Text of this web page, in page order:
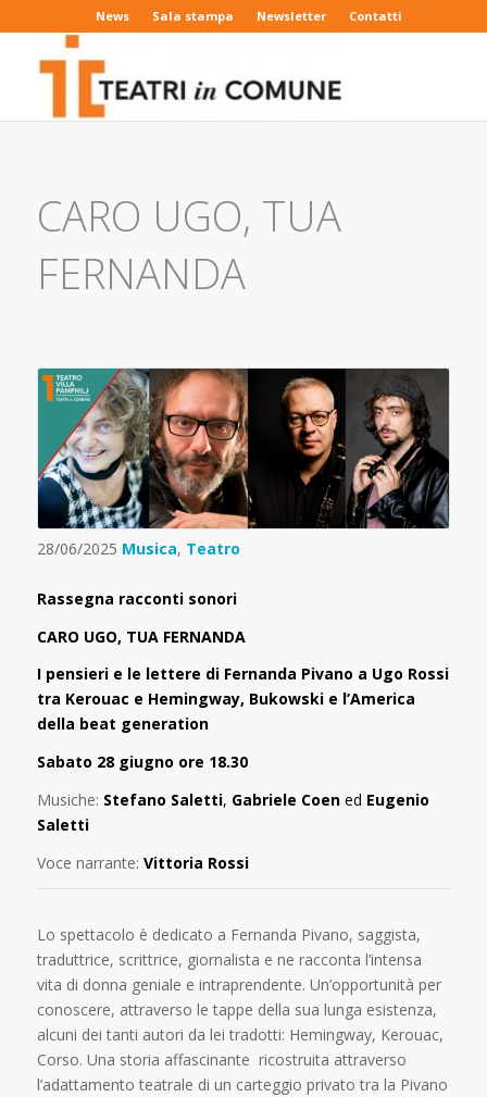
News Sala stampa Newsletter Contatti
CARO UGO, TUA
FERNANDA
28/06/2025 Musica, Teatro
Rassegna racconti sonori
CARO UGO, TUA FERNANDA
I pensieri e le lettere di Fernanda Pivano a Ugo Rossi
tra Kerouac e Hemingway, Bukowski e l’America
della beat generation
Sabato 28 giugno ore 18.30
Musiche: Stefano Saletti, Gabriele Coen ed Eugenio
Saletti
Voce narrante: Vittoria Rossi
Lo spettacolo è dedicato a Fernanda Pivano, saggista,
traduttrice, scrittrice, giornalista e ne racconta l’intensa
vita di donna geniale e intraprendente. Un’opportunità per
conoscere, attraverso le tappe della sua lunga esistenza,
alcuni dei tanti autori da lei tradotti: Hemingway, Kerouac,
Corso. Una storia affascinante ricostruita attraverso
l’adattamento teatrale di un carteggio privato tra la Pivano